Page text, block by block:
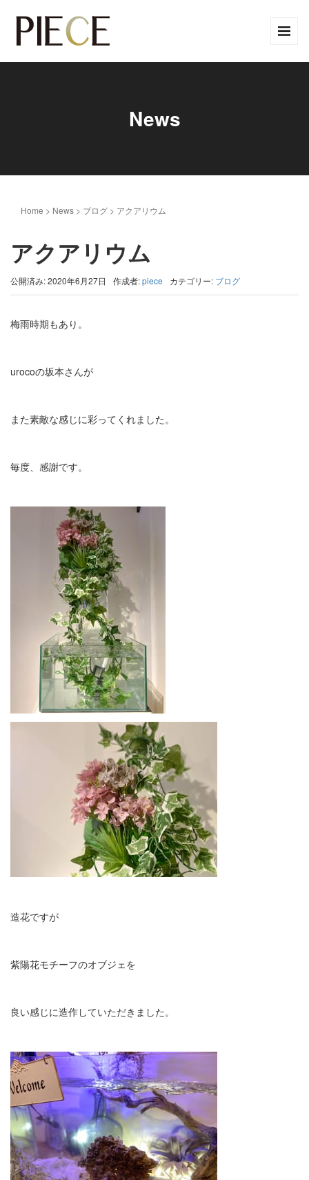
News
Home > News > ブログ > アクアリウム
アクアリウム
公開済み: 2020年6月27日 作成者:piece カテゴリー: ブログ
梅雨時期もあり。
urocoの坂本さんが
また素敵な感じに彩ってくれました。
毎度、感謝です。
造花ですが
紫陽花モチーフのオブジェを
良い感じに造作していただきました。